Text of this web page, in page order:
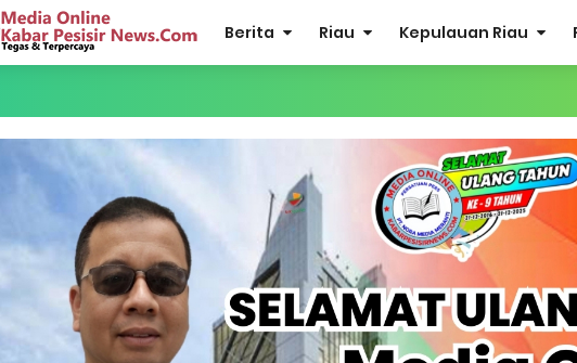
Berita Riau Kepulauan Riau
Kepulauan Meranti Perkuat Sinergi Jelang Ekspedisi Merah Putih Presisi Polda
Bagaikan Kota Mati Disaat Listrik Diberlakukan Pemadaman Secara
Desak Pemkab Lingga Segera Buka Solusi Tambang Timah Rakyat: Jangan
Menyelimuti Korban Serangan Monyet, YBM PLN UP3 Rengat Bersama PW